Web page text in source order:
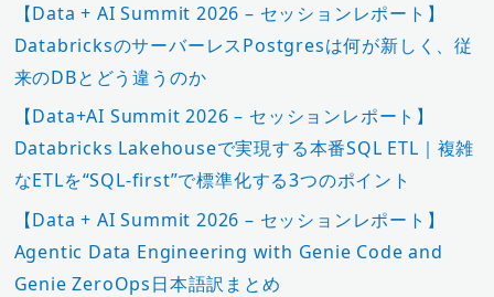
【Data + AI Summit 2026 – セッションレポート】
DatabricksのサーバーレスPostgresは何が新しく、従
来のDBとどう違うのか
【Data+AI Summit 2026 – セッションレポート】
Databricks Lakehouseで実現する本番SQL ETL｜複雑
なETLを“SQL-first”で標準化する3つのポイント
【Data + AI Summit 2026 – セッションレポート】
Agentic Data Engineering with Genie Code and
Genie ZeroOps日本語訳まとめ